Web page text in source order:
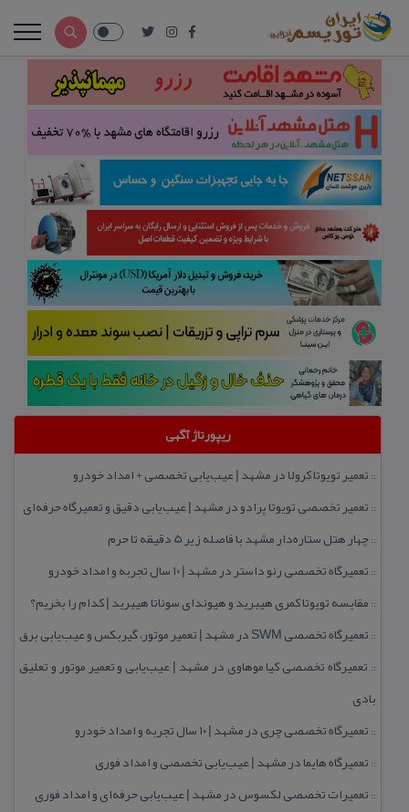
ریپورتاژ آگهی
:: تعمیر تویوتا كرولا در مشهد | عیب‌یابی تخصصی + امداد خودرو
:: تعمیر تخصصی تویوتا پرادو در مشهد | عیب‌یابی دقیق و تعمیرگاه حرفه‌ای
::چهار هتل‌ ستاره‌دار مشهد با فاصله زیر 5 دقیقه تا حرم
:: تعمیرگاه تخصصی رنو داستر در مشهد | ۱۰ سال تجربه و امداد خودرو
:: مقایسه تویوتا كمری هیبرید و هیوندای سوناتا هیبرید | كدام را بخریم؟
:: تعمیرگاه تخصصی SWM در مشهد | تعمیر موتور، گیربكس و عیب‌یابی برق
:: تعمیرگاه تخصصی كیا موهاوی در مشهد | عیب‌یابی و تعمیر موتور و تعلیق
بادی
:: تعمیرگاه تخصصی چری در مشهد | ۱۰ سال تجربه و امداد خودرو
:: تعمیرگاه هایما در مشهد | عیب‌یابی تخصصی و امداد فوری
:: تعمیرات تخصصی لكسوس در مشهد | عیب‌یابی حرفه‌ای و امداد فوری